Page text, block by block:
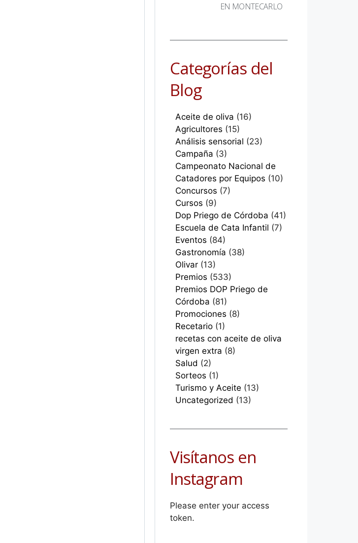
EN MONTECARLO
Categorías del
Blog
Aceite de oliva (16)
Agricultores (15)
Análisis sensorial (23)
Campaña (3)
Campeonato Nacional de
Catadores por Equipos (10)
Concursos (7)
Cursos (9)
Dop Priego de Córdoba (41)
Escuela de Cata Infantil (7)
Eventos (84)
Gastronomía (38)
Olivar(13)
Premios (533)
Premios DOP Priego de
Córdoba (81)
Promociones (8)
Recetario(1)
recetas con aceite de oliva
virgen extra (8)
Salud (2)
Sorteos (1)
Turismo y Aceite (13)
Uncategorized (13)
Visítanos en
Instagram
Please enter your access
token.